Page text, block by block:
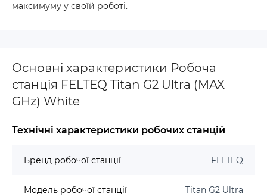
максимуму у своїй роботі.
Основні характеристики Робоча
станція FELTEQ Titan G2 Ultra (MAX
GHz) White
Технічні характеристики робочих станцій
Бренд робочої станції FELTEQ
Модель робочої станції Titan G2 Ultra